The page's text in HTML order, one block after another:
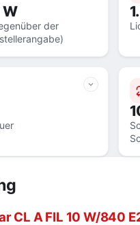
W
der
CL A FIL 10 W/840